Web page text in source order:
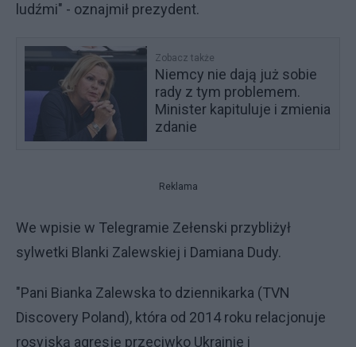
ludźmi" - oznajmił prezydent.
Zobacz także
Niemcy nie dają już sobie
rady z tym problemem.
Minister kapituluje i zmienia
zdanie
Reklama
We wpisie w Telegramie Zełenski przybliżył
sylwetki Blanki Zalewskiej i Damiana Dudy.
"Pani Bianka Zalewska to dziennikarka (TVN
Discovery Poland), która od 2014 roku relacjonuje
rosyjską agresję przeciwko Ukrainie i